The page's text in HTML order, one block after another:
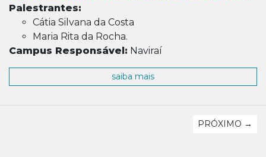
Palestrantes:
Cátia Silvana da Costa
Maria Rita da Rocha.
Campus Responsável: Naviraí
saiba mais
PRÓXIMO →